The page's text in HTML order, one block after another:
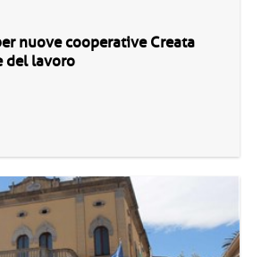
nuove cooperative Creata
del lavoro